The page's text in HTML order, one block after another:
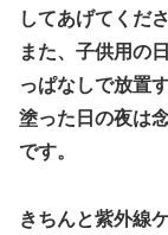
してあげてくださ
また、子供用の
っぱなしで放置
塗った日の夜は
です。
きちんと紫外線